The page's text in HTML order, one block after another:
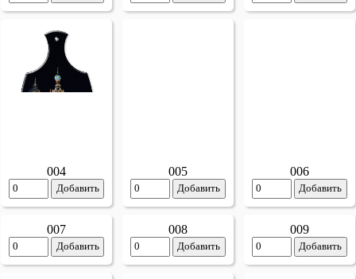
004
Добавить
005
Добавить
006
Добавить
007
Добавить
008
Добавить
009
Добавить